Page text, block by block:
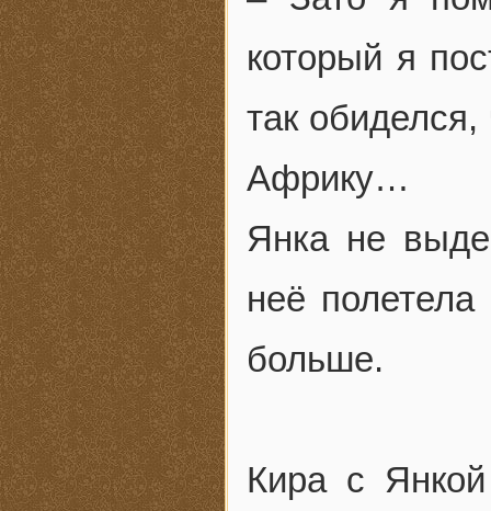
который я
так
Африку…
Янка не
неё
больше.
Кира с